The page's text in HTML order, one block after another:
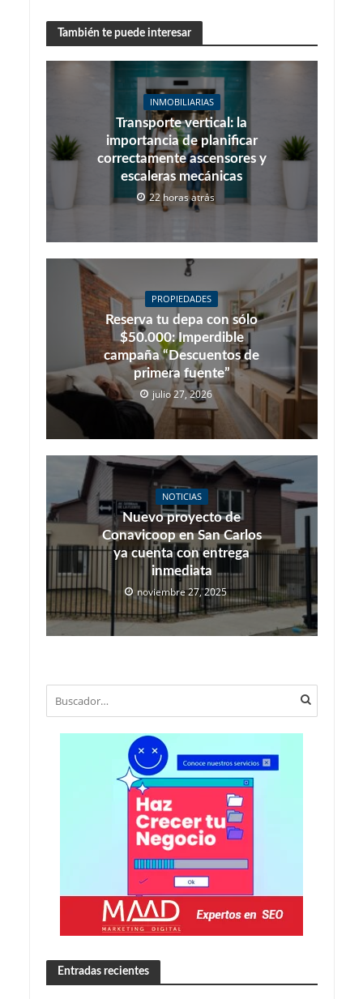
También te puede interesar
INMOBILIARIAS
Transporte vertical: la
importancia de planificar
correctamente ascensores y
escaleras mecánicas
22 horas atrás
PROPIEDADES
Reserva tu depa con sólo
$50.000: Imperdible
campaña “Descuentos de
primera fuente”
julio 27, 2026
NOTICIAS
Nuevo proyecto de
Conavicoop en San Carlos
ya cuenta con entrega
inmediata
noviembre 27, 2025
Entradas recientes